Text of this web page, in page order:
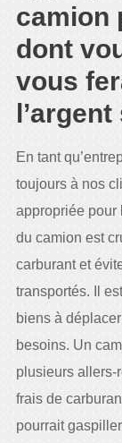
camion
dont
vous
En tant
toujours à nos
appropriée pour
du camion est
carburant et
transportés. Il
biens à
besoins. Un
plusieurs allers-
frais de
pourrait